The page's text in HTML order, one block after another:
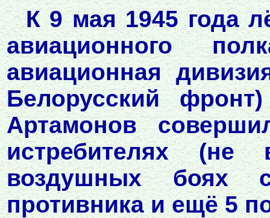
К 9 мая 1945 года
авиационного
авиационная
Белорусский
Артамонов
истребителях
воздушных боях
противника и ещё 5